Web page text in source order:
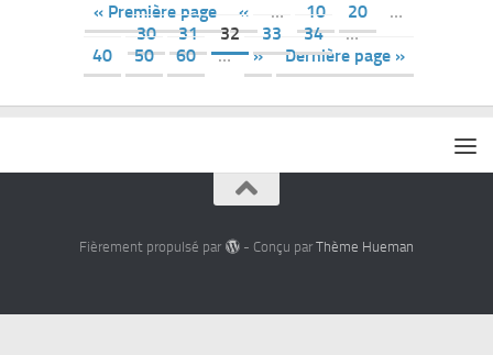
« Première page « … 10 20
…
30
31 32 33 34
…
40
50 60 … » Dernière page »
Fièrement propulsé par - Conçu par Thème Hueman